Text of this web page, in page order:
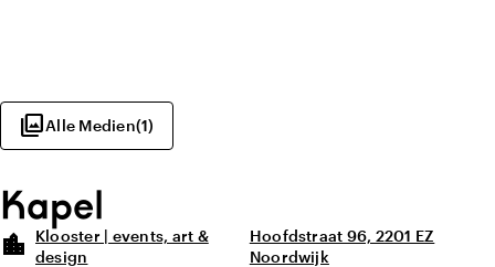
photo_libraryAlle Medien(1)
Kapel
location_city
Klooster | events, art &
design
Hoofdstraat 96, 2201 EZ
Noordwijk